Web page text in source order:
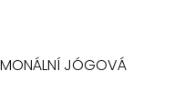
JÓGOVÁ